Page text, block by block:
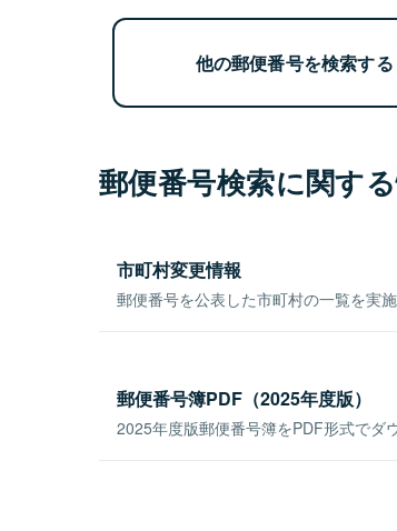
他の郵便番号を検索する
郵便番号検索に関す
市町村変更情報
郵便番号を公表した市町村の一覧を実
郵便番号簿PDF（2025年度版）
2025年度版郵便番号簿をPDF形式でダ